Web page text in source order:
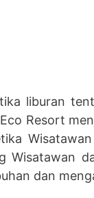
liburan
Resort
Wisatawan
dan